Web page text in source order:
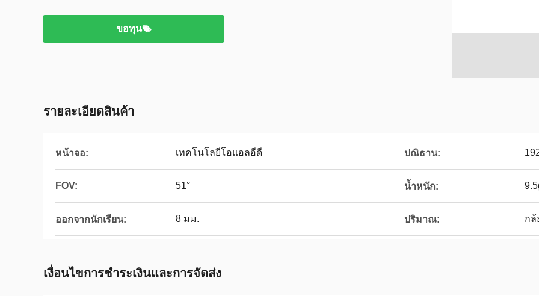
ขอทุน
รายละเอียดสินค้า
หน้าจอ: เทคโนโลยีโอแอลอีดี ปณิธาน:
FOV: 51° น้ำหนัก:
ออกจากนักเรียน: 8 มม. ปริมาณ: กล้
เงื่อนไขการชําระเงินและการจัดส่ง